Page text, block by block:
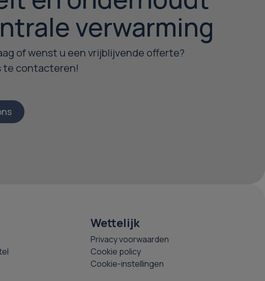
verwarming
of wenst u een vrijblijvende offerte?
te contacteren!
Wettelijk
Privacy voorwaarden
Cookie policy
Cookie-instellingen